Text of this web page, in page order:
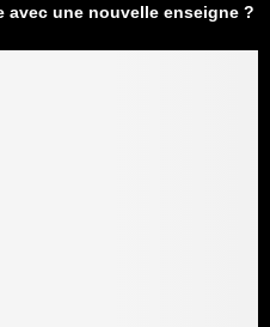
avec une nouvelle enseigne ?